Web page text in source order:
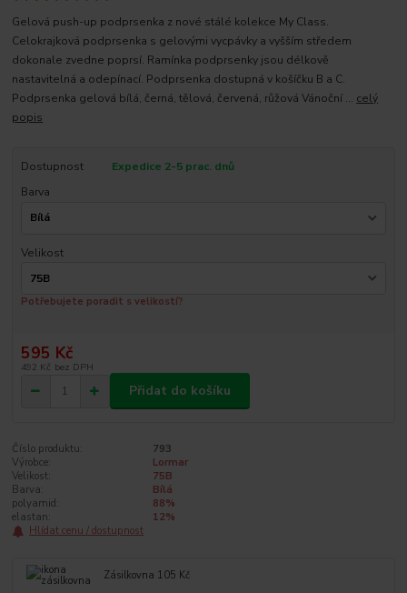
Gelová push-up podprsenka z nové stálé kolekce My Class.
Celokrajková podprsenka s gelovými vycpávky a vyšším středem
dokonale zvedne poprsí. Ramínka podprsenky jsou délkově
nastavitelná a odepínací. Podprsenka dostupná v košíčku B a C.
Podprsenka gelová bílá, černá, tělová, červená, růžová Vánoční ... celý
popis
Dostupnost
Expedice 2-5 prac. dnů
Barva
Velikost
Potřebujete poradit s velikostí?
595 Kč
492 Kč bez DPH
Přidat do košíku
Číslo produktu:
793
Výrobce:
Lormar
Velikost:
75B
Barva:
Bílá
polyamid:
88%
elastan:
12%
Hlídat cenu / dostupnost
Zásilkovna 105 Kč